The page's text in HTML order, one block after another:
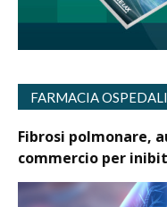
FARMACIA
Fibrosi polmonare,
commercio per